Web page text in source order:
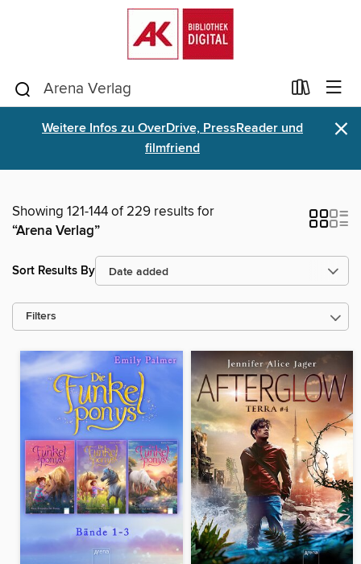
Weitere Infos zu OverDrive, PressReader und
filmfriend
×
Showing 121-144 of 229 results for
“Arena Verlag”
Sort Results By
Filters